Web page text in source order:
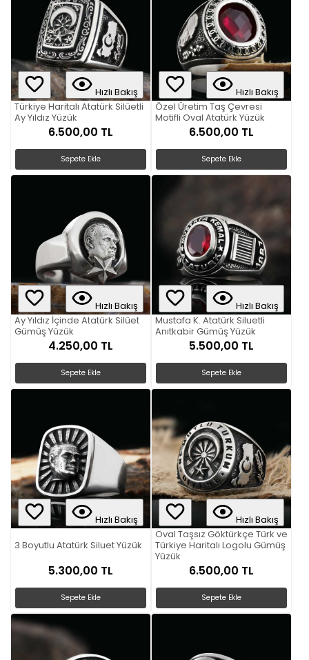
Hızlı Bakış
Türkiye Haritalı Atatürk Silüetli
Ay Yıldız Yüzük
6.500,00 TL
Sepete Ekle
Hızlı Bakış
Özel Üretim Taş Çevresi
Motifli Oval Atatürk Yüzük
6.500,00 TL
Sepete Ekle
Hızlı Bakış
Ay Yıldız İçinde Atatürk Silüet
Gümüş Yüzük
4.250,00 TL
Sepete Ekle
Hızlı Bakış
Mustafa K. Atatürk Siluetli
Anıtkabir Gümüş Yüzük
5.500,00 TL
Sepete Ekle
Hızlı Bakış
3 Boyutlu Atatürk Siluet Yüzük
5.300,00 TL
Sepete Ekle
Hızlı Bakış
Oval Taşsız Göktürkçe Türk ve
Türkiye Haritalı Logolu Gümüş
Yüzük
6.500,00 TL
Sepete Ekle